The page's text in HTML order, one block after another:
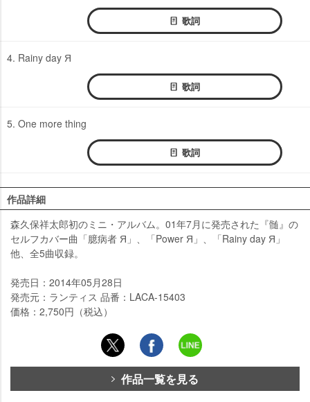
歌詞
4. Rainy day Я
歌詞
5. One more thing
歌詞
作品詳細
森久保祥太郎初のミニ・アルバム。01年7月に発売された『髄』の
セルフカバー曲「臆病者 Я」、「Power Я」、「Rainy day Я」
他、全5曲収録。
発売日：2014年05月28日
発売元：ランティス 品番：LACA-15403
価格：2,750円（税込）
作品一覧を見る